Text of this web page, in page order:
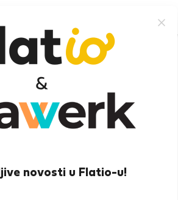
novosti u Flatio-u!
Teodor I.